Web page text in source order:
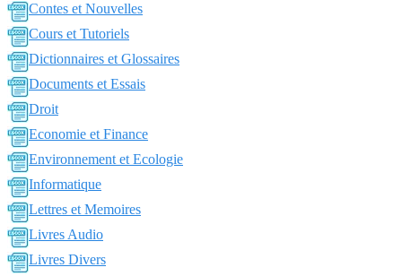
Contes et Nouvelles
Cours et Tutoriels
Dictionnaires et Glossaires
Documents et Essais
Droit
Economie et Finance
Environnement et Ecologie
Informatique
Lettres et Memoires
Livres Audio
Livres Divers